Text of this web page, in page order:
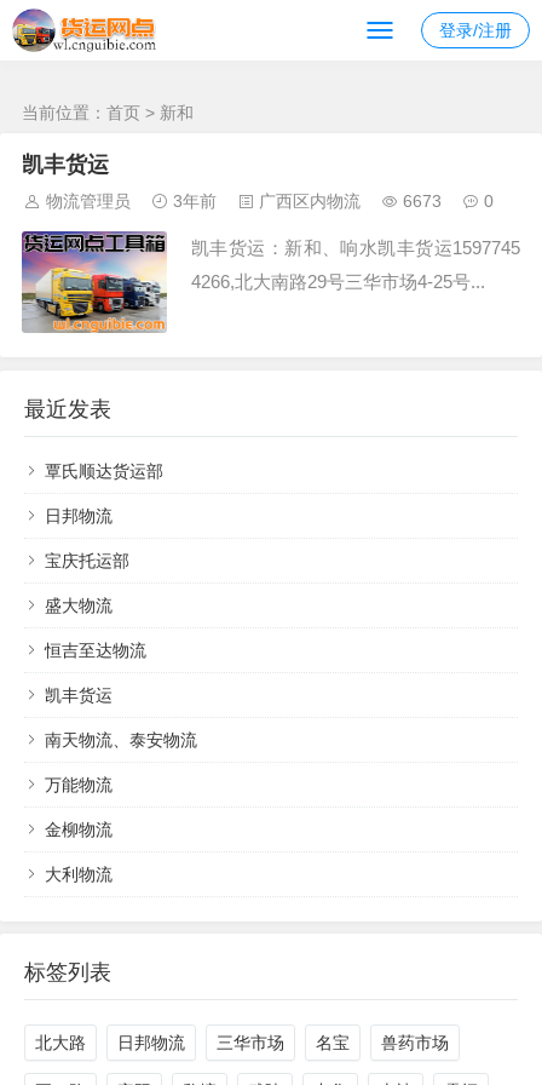
南宁发去 的物流
登录/注册
当前位置： 首页 > 新和
凯丰货运
物流管理员 3年前 广西区内物流 6673 0
凯丰货运：新和、响水凯丰货运1597745
4266,北大南路29号三华市场4-25号...
最近发表
覃氏顺达货运部
日邦物流
宝庆托运部
盛大物流
恒吉至达物流
凯丰货运
南天物流、泰安物流
万能物流
金柳物流
大利物流
标签列表
北大路 日邦物流 三华市场 名宝 兽药市场